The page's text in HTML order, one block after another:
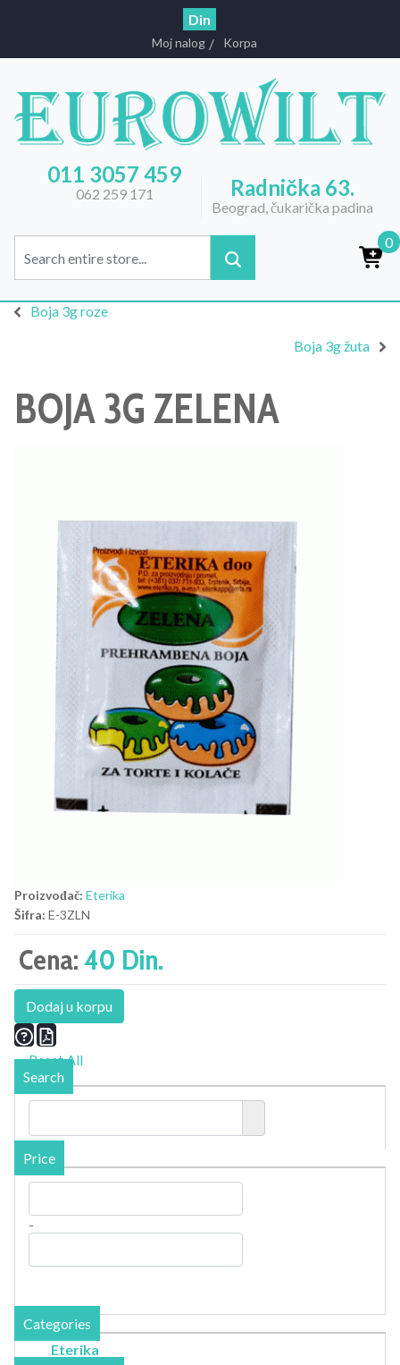
Din
Moj nalog Korpa
011 3057 459
062 259 171 Radnička 63.
Beograd, čukarička padina
0
Boja 3g roze
Boja 3g žuta
BOJA 3G ZELENA
Proizvođač: Eterika
Šifra: E-3ZLN
Cena:40 Din.
Dodaj u korpu
Reset All
Search
Price
-
Categories
Eterika